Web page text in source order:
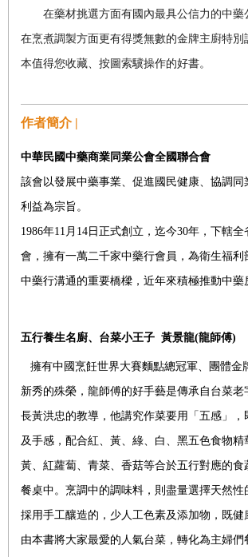
在藥材挑選方面有國內最具公信力的中藥
在烹煮調製方面更有得獎無數的金牌主廚特別
本值得您收藏、按圖索驥操作的好書。
作者簡介 |
中華民國中藥商業同業公會全國聯合會
該會以發展中藥事業、促進國民健康、協調同
利益為宗旨。
1986年11 月 14日正式創立，迄今30年，下轄全
會，擁有一萬二千家中藥行會員，為衛生福利
中藥行溝通的重要橋樑，近年來積極推動中藥
五行養生名廚、台菜小王子 黃景龍(龍師傅)
擁有中國烹飪世界大賽麵點總冠軍、團體金
新秀的殊榮，龍師傅的好手藝是傳承自台菜
長黃洪忠的教導，他講究作菜要用「五感」，
及手感，配合紅、黃、綠、白、黑五色食物精
黃、紅蘿蔔、青菜、香菇等合於五行對應的食
餐桌中。烹調中的調味料，則盡量選擇天然性
採用手工釀造的，少人工色素及添加物，既健
由本書將大家最愛的人氣台菜，轉化為主婦們